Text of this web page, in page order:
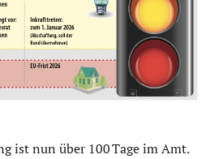
ist nun über 100 Tage im Amt.